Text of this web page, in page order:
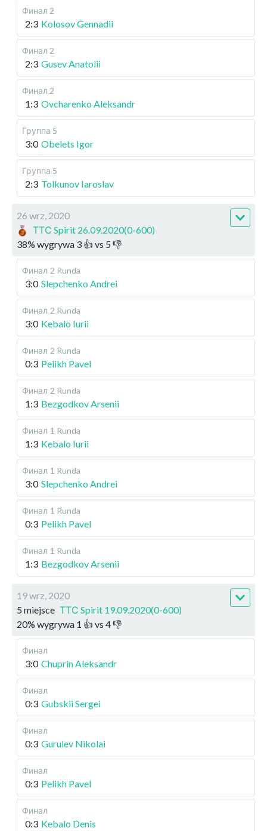
Финал 2
2:3 Kolosov Gennadii
Финал 2
2:3 Gusev Anatolii
Финал 2
1:3 Ovcharenko Aleksandr
Группа 5
3:0 Obelets Igor
Группа 5
2:3 Tolkunov Iaroslav
26 wrz, 2020
ТТС Spirit 26.09.2020(0-600)
38% wygrywa 3 👍 vs 5 👎
Финал 2 Runda
3:0 Slepchenko Andrei
Финал 2 Runda
3:0 Kebalo Iurii
Финал 2 Runda
0:3 Pelikh Pavel
Финал 2 Runda
1:3 Bezgodkov Arsenii
Финал 1 Runda
1:3 Kebalo Iurii
Финал 1 Runda
3:0 Slepchenko Andrei
Финал 1 Runda
0:3 Pelikh Pavel
Финал 1 Runda
1:3 Bezgodkov Arsenii
19 wrz, 2020
5 miejsce ТТС Spirit 19.09.2020(0-600)
20% wygrywa 1 👍 vs 4👎
Финал
3:0 Chuprin Aleksandr
Финал
0:3 Gubskii Sergei
Финал
0:3 Gurulev Nikolai
Финал
0:3 Pelikh Pavel
Финал
0:3 Kebalo Denis